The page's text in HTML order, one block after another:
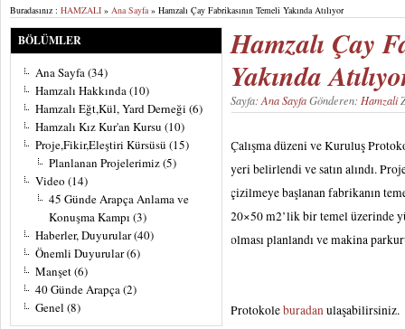
Buradasınız : HAMZALI » Ana Sayfa» Hamzalı Çay Fabrikasının Temeli Yakında Atılıyor
BÖLÜMLER
Ana Sayfa(34)
Hamzalı Hakkında(10)
Hamzalı Eğt,Kül, Yard Derneği (6)
Hamzalı Kız Kur'an Kursu (10)
Proje,Fikir,Eleştiri Kürsüsü (15)
Planlanan Projelerimiz(5)
Video (14)
45 Günde Arapça Anlama ve
Konuşma Kampı (3)
Haberler, Duyurular(40)
Önemli Duyurular(6)
Manşet(6)
40 Günde Arapça(2)
Genel (8)
Hamzalı Çay
Yakında
Sayfa:Ana SayfaGönderen: Hamzali
Çalışma düzeni ve Kuruluş
yeri belirlendi ve satın alındı.
çizilmeye başlanan fabrikanın
20×50 m2’lik bir temel üzerinde
olması planlandı ve makina
Protokoleburadanulaşabilirsiniz.